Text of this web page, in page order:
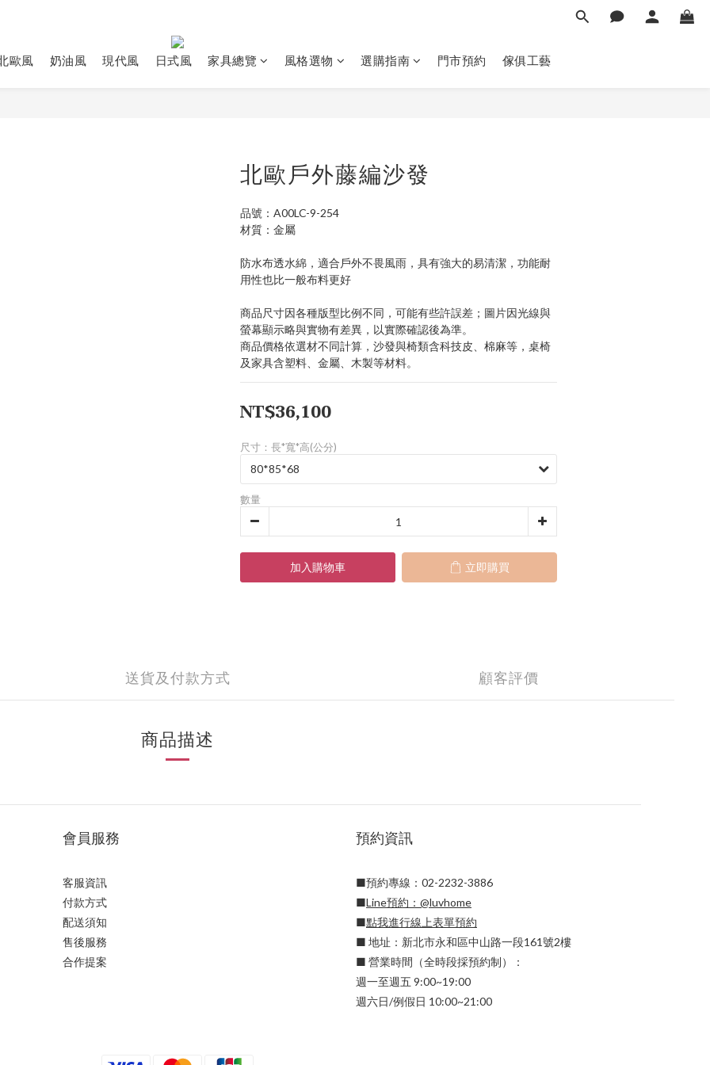
歐風 奶油風 現代風 日式風 家具總覽 風格選物 選購指南 門市預約 傢俱工藝
北歐戶外藤編沙發
品號：A00LC-9-254
材質：金屬
防水布透水綿，適合戶外不畏風雨，具有強大的易清潔，功能耐
用性也比一般布料更好
商品尺寸因各種版型比例不同，可能有些許誤差；圖片因光線與
螢幕顯示略與實物有差異，以實際確認後為準。
商品價格依選材不同計算，沙發與椅類含科技皮、棉麻等，桌椅
及家具含塑料、金屬、木製等材料。
NT$36,100
尺寸：長*寬*高(公分)
數量
加入購物車 立即購買
送貨及付款方式 顧客評價
商品描述
會員服務
客服資訊
付款方式
配送須知
售後服務
合作提案
預約資訊
■預約專線：02-2232-3886
■Line預約： @luvhome
■點我進行線上表單預約
■ 地址：新北市永和區中山路一段161號2樓
■ 營業時間（全時段採預約制）：
週一至週五 9:00~19:00
週六日/例假日 10:00~21:00